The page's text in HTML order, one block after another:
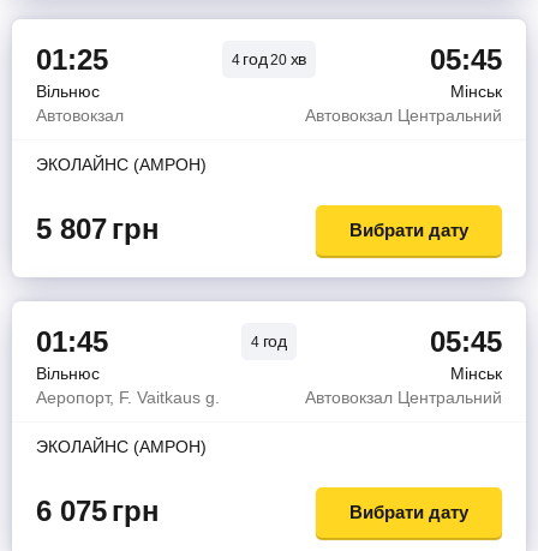
01:25 4 год20 хв 05:45
Вільнюс
Мінськ
Автовокзал
Автовокзал Центральний
ЭКОЛАЙНС (АМРОН)
5 807грн Вибрати дату
01:45 4 год 05:45
Вільнюс
Мінськ
Аеропорт, F. Vaitkaus g.
Автовокзал Центральний
ЭКОЛАЙНС (АМРОН)
6 075грн Вибрати дату